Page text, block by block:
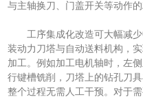
与主轴换刀、门盖开关等动作的
工序集成化改造可大幅减少
装动力刀塔与自动送料机构，
加工。例如加工电机轴时，左
行键槽铣削，刀塔上的钻孔刀
整个过程无需人工干预。对于